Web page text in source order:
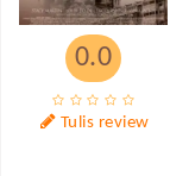
0.0
Tulis review